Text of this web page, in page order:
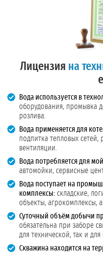
Лицензия на
Вода используется в
оборудования, промывка
розлива.
Вода применяется для
подпитка тепловых сетей,
вентиляции.
Вода потребляется для
автомойки, сервисные
Вода поступает на
комплексы: складские,
объекты, агрокомплексы,
Суточный объём добычи
обязательна при заборе
для технической, так и
Скважина находится на